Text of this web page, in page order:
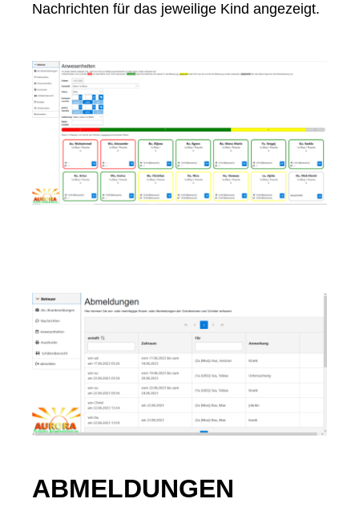
Nachrichten für das jeweilige Kind angezeigt.
ABMELDUNGEN